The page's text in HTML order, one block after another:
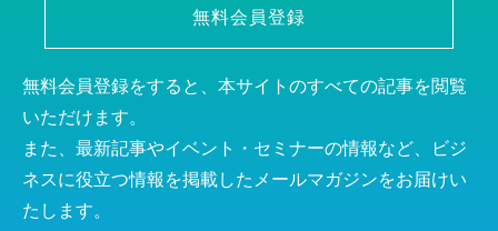
無料会員登録
無料会員登録をすると、本サイトのすべての記事を閲覧
いただけます。
また、最新記事やイベント・セミナーの情報など、ビジ
ネスに役立つ情報を掲載したメールマガジンをお届けい
たします。